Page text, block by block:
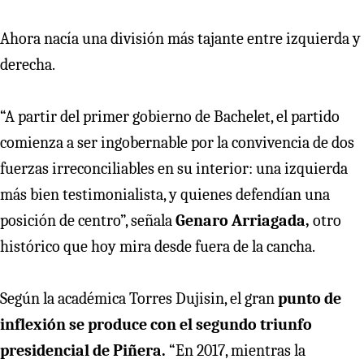
Ahora nacía una división más tajante entre izquierda y
derecha.
“A partir del primer gobierno de Bachelet, el partido
comienza a ser ingobernable por la convivencia de dos
fuerzas irreconciliables en su interior: una izquierda
más bien testimonialista, y quienes defendían una
posición de centro”, señalaGenaro Arriagada, otro
histórico que hoy mira desde fuera de la cancha.
Según la académica Torres Dujisin, el granpunto de
inflexión se produce con el segundo triunfo
presidencial de Piñera. “En 2017, mientras la